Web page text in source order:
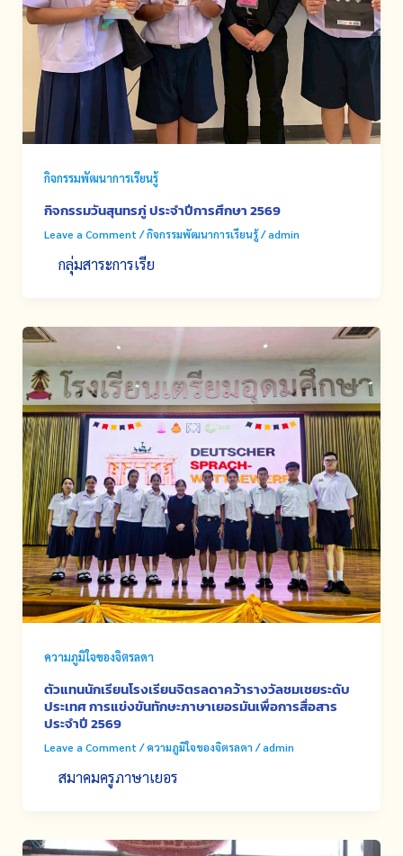
กิจกรรมพัฒนาการเรียนรู้
กิจกรรมวันสุนทรภู่ ประจำปีการศึกษา 2569
Leave a Comment /กิจกรรมพัฒนาการเรียนรู้/admin
กลุ่มสาระการเรีย
ความภูมิใจของจิตรลดา
ตัวแทนนักเรียนโรงเรียนจิตรลดาคว้ารางวัลชมเชยระดับ
ประเทศ การแข่งขันทักษะภาษาเยอรมันเพื่อการสื่อสาร
ประจำปี 2569
Leave a Comment /ความภูมิใจของจิตรลดา /admin
สมาคมครูภาษาเยอร